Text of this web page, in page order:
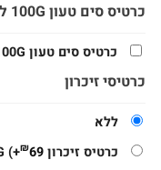
כרטיס סים טעון 100G לשנתיים
כרטיס סים טעון 100G לשנתיים
כרטיסי זיכרון
ללא
כרטיס זיכרון 32G
(+₪69